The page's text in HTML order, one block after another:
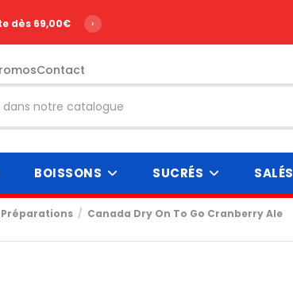
dès 69,00€ ›
Contact
BOISSONS SUCRÉS SALÉS
Préparations Canada Dry On To Go Cranberry Ale